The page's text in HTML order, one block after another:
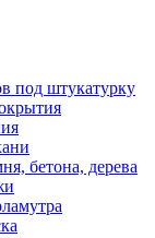
под штукатурку
бетона, дерева